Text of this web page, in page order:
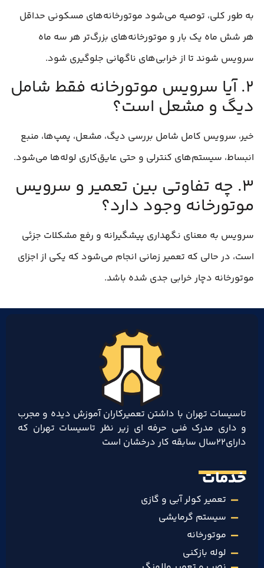
به طور کلی، توصیه می‌شود موتورخانه‌های مسکونی حداقل
هر شش ماه یک بار و موتورخانه‌های بزرگ‌تر هر سه ماه
سرویس شوند تا از خرابی‌های ناگهانی جلوگیری شود.
۲. آیا سرویس موتورخانه فقط شامل
دیگ و مشعل است؟
خیر، سرویس کامل شامل بررسی دیگ، مشعل، پمپ‌ها، منبع
انبساط، سیستم‌های کنترلی و حتی عایق‌کاری لوله‌ها می‌شود.
۳. چه تفاوتی بین تعمیر و سرویس
موتورخانه وجود دارد؟
سرویس به معنای نگهداری پیشگیرانه و رفع مشکلات جزئی
است، در حالی که تعمیر زمانی انجام می‌شود که یکی از اجزای
موتورخانه دچار خرابی جدی شده باشد.
تاسیسات تهران با داشتن تعمیرکاران آموزش دیده و مجرب
و داری مدرک فنی حرفه ای زیر نظر تاسیسات تهران که
دارای۲۲سال سابقه کار درخشان است
خدمات
تعمیر کولر آبی و گازی
سیستم گرمایشی
موتورخانه
لوله بازکنی